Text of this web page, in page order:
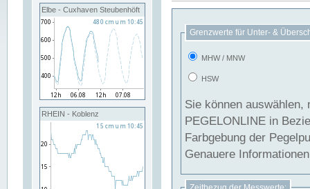
Elbe - Cuxhaven Steubenhöft
RHEIN - Koblenz
Grenzwerte für Unter- &
MHW / MNW
HSW
Sie können
PEGELONLINE in Beziehung
Farbgebung der
Genauere